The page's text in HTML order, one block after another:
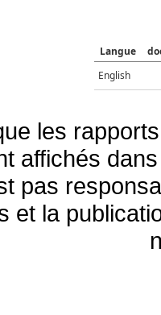
Langue
English
les
affichés
pas
et la